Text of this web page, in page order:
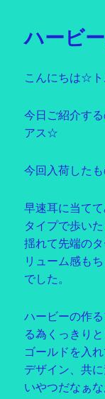
ー
ハービ
こんにちは☆ト
今日ご紹介す
アス☆
今回入荷した
早速耳に当て
タイプで歩い
揺れて先端の
リューム感も
でした。
ハービーの作
る為くっきり
ゴールドを入
デザイン、共
いやつだなぁ